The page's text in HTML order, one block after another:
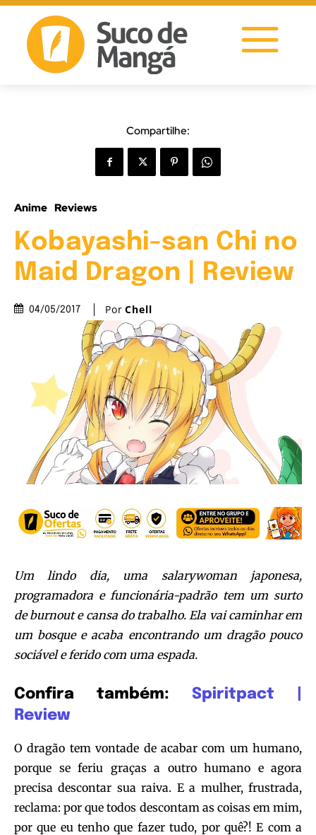
Compartilhe:
Anime Reviews
Kobayashi-san Chi no
Maid Dragon | Review
04/05/2017 Por Chell
Um lindo dia, uma salarywoman japonesa,
programadora e funcionária-padrão tem um surto
de burnout e cansa do trabalho. Ela vai caminhar em
um bosque e acaba encontrando um dragão pouco
sociável e ferido com uma espada.
Confira também: Spiritpact |
Review
O dragão tem vontade de acabar com um humano,
porque se feriu graças a outro humano e agora
precisa descontar sua raiva. E a mulher, frustrada,
reclama: por que todos descontam as coisas em mim,
por que eu tenho que fazer tudo, por quê?! E com a